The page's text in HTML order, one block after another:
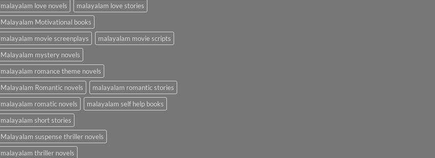
malayalam love novels
malayalam love stories
Malayalam Motivational books
malayalam movie screenplays
malayalam movie scripts
Malayalam mystery novels
malayalam romance theme novels
Malayalam Romantic novels
malayalam romantic stories
malayalam romatic novels
malayalam self help books
malayalam short stories
Malayalam suspense thriller novels
malayalam thriller novels